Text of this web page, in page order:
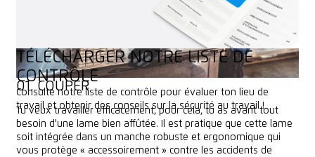
01. COUPER
Tu veux travailler efficacement, pour cela, tu as avant tout
besoin d'une lame bien affûtée. Il est pratique que cette lame
soit intégrée dans un manche robuste et ergonomique qui
vous protège « accessoirement » contre les accidents de
TÉLÉCHARGER NOTRE LISTE DE
CONTRÔLE
Consulte notre liste de contrôle pour évaluer ton lieu de
travail et obtenir des conseils sur la sécurité au travail !
DEMANDER MAINTENANT
DEMANDER MAINTENANT